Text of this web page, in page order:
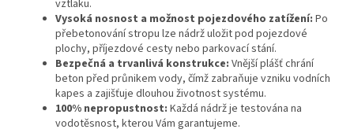
vztlaku.
Vysoká nosnost a možnost pojezdového zatížení: Po
přebetonování stropu lze nádrž uložit pod pojezdové
plochy, příjezdové cesty nebo parkovací stání.
Bezpečná a trvanlivá konstrukce: Vnější plášť chrání
beton před průnikem vody, čímž zabraňuje vzniku vodních
kapes a zajišťuje dlouhou životnost systému.
100% nepropustnost: Každá nádrž je testována na
vodotěsnost, kterou Vám garantujeme.